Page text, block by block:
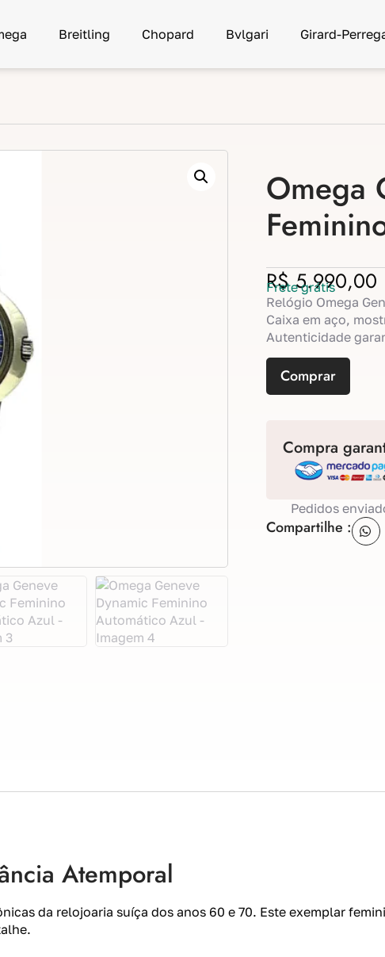
Breitling Chopard Bvlgari Girard-
Omega
R$5.990,00
Frete grátis
Relógio Omega
Caixa em aço,
Autenticidade
Comprar
Compra
Pedidos
Compartilhe :
Atemporal
da relojoaria suíça dos anos 60 e 70. Este exemplar